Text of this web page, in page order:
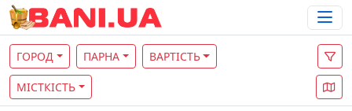
ГОРОД ПАРНА ВАРТІСТЬ
МІСТКІСТЬ